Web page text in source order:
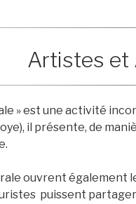
Artistes et
» est une activité
il présente, de
ouvrent également
puissent